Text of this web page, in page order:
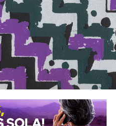
para lucrar y robar recursos
lados se cuecen habas,
privada, y en la
bien habría que vigilar como
en caso de que se
son una fuente de trabajo
trabajan en las
civil, contratadas bajo